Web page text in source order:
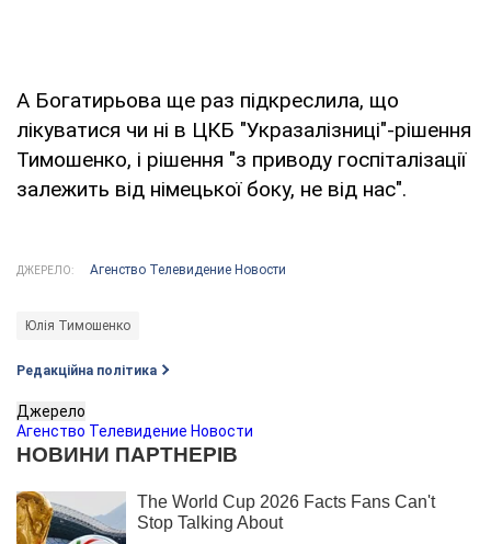
А Богатирьова ще раз підкреслила, що
лікуватися чи ні в ЦКБ "Укразалізниці"-рішення
Тимошенко, і рішення "з приводу госпіталізації
залежить від німецької боку, не від нас".
ДЖЕРЕЛО: Агенство Телевидение Новости
Юлія Тимошенко
Редакційна політика
Джерело
Агенство Телевидение Новости